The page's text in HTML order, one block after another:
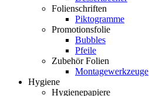
Folienschriften
Piktogramme
Promotionsfolie
Bubbles
Pfeile
Zubehör Folien
Montagewerkzeuge
Hygiene
Hygienepapiere